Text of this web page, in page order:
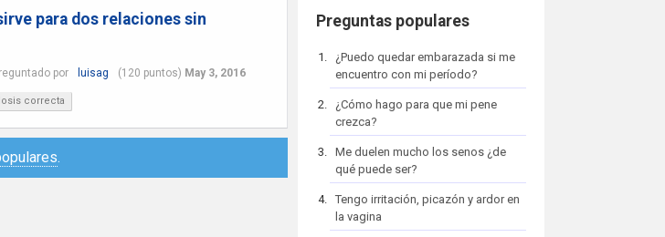
para dos relaciones sin
por luisag (120 puntos) May 3, 2016
correcta
.
Preguntas populares
¿Puedo quedar embarazada si me
encuentro con mi período?
¿Cómo hago para que mi pene
crezca?
Me duelen mucho los senos ¿de
qué puede ser?
Tengo irritación, picazón y ardor en
la vagina